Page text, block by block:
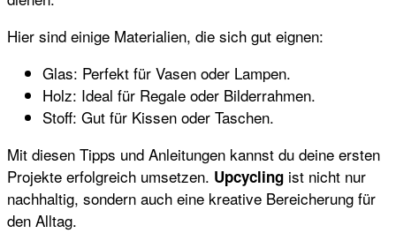
Hier sind einige Materialien, die sich gut eignen:
Glas: Perfekt für Vasen oder Lampen.
Holz: Ideal für Regale oder Bilderrahmen.
Stoff: Gut für Kissen oder Taschen.
Mit diesen Tipps und Anleitungen kannst du deine ersten
Projekte erfolgreich umsetzen. Upcycling ist nicht nur
nachhaltig, sondern auch eine kreative Bereicherung für
den Alltag.